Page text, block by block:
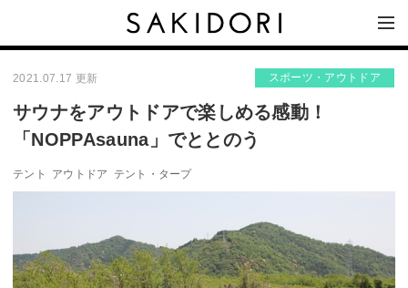
2021.07.17 更新 スポーツ・アウトドア
サウナをアウトドアで楽しめる感動！
「NOPPAsauna」でととのう
テント アウトドア テント・タープ